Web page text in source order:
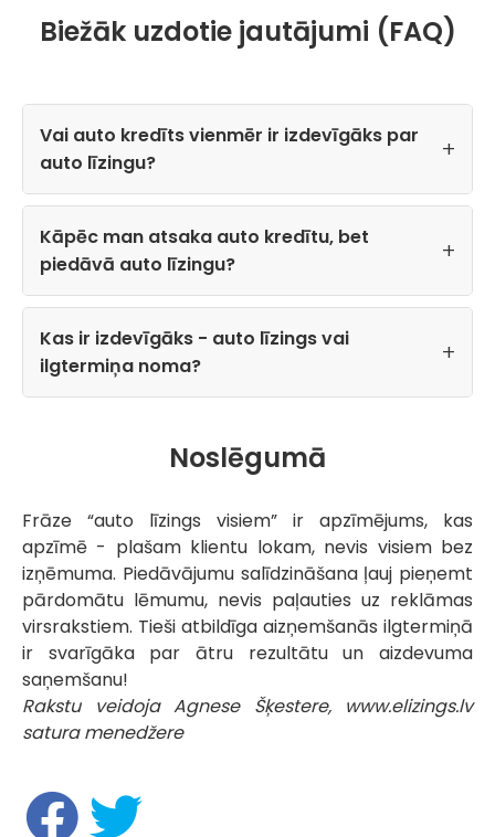
Biežāk uzdotie jautājumi (FAQ)
Vai auto kredīts vienmēr ir izdevīgāks par
auto līzingu?
Kāpēc man atsaka auto kredītu, bet
piedāvā auto līzingu?
Kas ir izdevīgāks - auto līzings vai
ilgtermiņa noma?
Noslēgumā
Frāze “auto līzings visiem” ir apzīmējums, kas
apzīmē - plašam klientu lokam, nevis visiem bez
izņēmuma. Piedāvājumu salīdzināšana ļauj pieņemt
pārdomātu lēmumu, nevis paļauties uz reklāmas
virsrakstiem. Tieši atbildīga aizņemšanās ilgtermiņā
ir svarīgāka par ātru rezultātu un aizdevuma
saņemšanu!
Rakstu veidoja Agnese Šķestere, www.elizings.lv
satura menedžere